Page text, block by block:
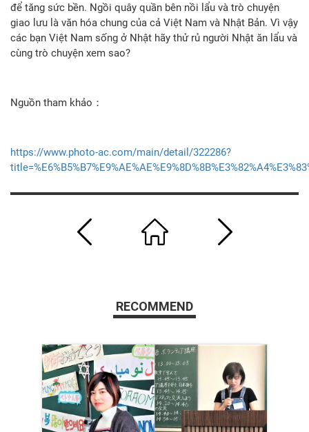
để tăng sức bền. Ngồi quây quần bên nồi lẩu và trò chuyện
giao lưu là văn hóa chung của cả Việt Nam và Nhật Bản. Vì vậy
các bạn Việt Nam sống ở Nhật hãy thử rủ người Nhật ăn lẩu và
cùng trò chuyện xem sao?
Nguồn tham khảo：
https://www.photo-ac.com/main/detail/322286?
RECOMMEND